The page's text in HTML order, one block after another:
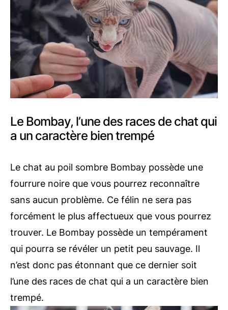
Le Bombay, l’une des races de chat qui
a un caractère bien trempé
Le chat au poil sombre Bombay possède une
fourrure noire que vous pourrez reconnaître
sans aucun problème. Ce félin ne sera pas
forcément le plus affectueux que vous pourrez
trouver. Le Bombay possède un tempérament
qui pourra se révéler un petit peu sauvage. Il
n’est donc pas étonnant que ce dernier soit
l’une des races de chat qui a un caractère bien
trempé.